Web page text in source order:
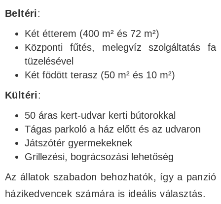
Beltéri:
Két étterem (400 m² és 72 m²)
Központi fűtés, melegvíz szolgáltatás fa
tüzelésével
Két födött terasz (50 m² és 10 m²)
Kültéri:
50 áras kert-udvar kerti bútorokkal
Tágas parkoló a ház előtt és az udvaron
Játszótér gyermekeknek
Grillezési, bográcsozási lehetőség
Az állatok szabadon behozhatók, így a panzió
házikedvencek számára is ideális választás.